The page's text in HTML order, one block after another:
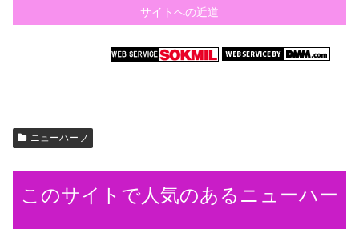
サイトへの近道
ニューハーフ
このサイトで人気のあるニューハー